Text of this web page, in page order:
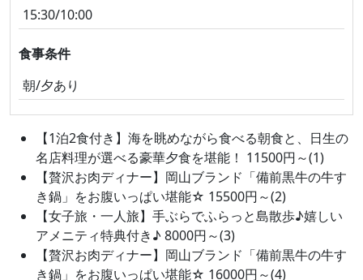
15:30/10:00
食事条件
朝/夕あり
【1泊2食付き】海を眺めながら食べる朝食と、日生の
名店料理が選べる豪華夕食を堪能！ 11500円～(1)
【贅沢お肉ディナー】岡山ブランド「備前黒牛の牛す
き鍋」をお腹いっぱい堪能☆ 15500円～(2)
【女子旅・一人旅】手ぶらでふらっと島散歩♪嬉しい
アメニティ特典付き♪ 8000円～(3)
【贅沢お肉ディナー】岡山ブランド「備前黒牛の牛す
き鍋」をお腹いっぱい堪能☆ 16000円～(4)